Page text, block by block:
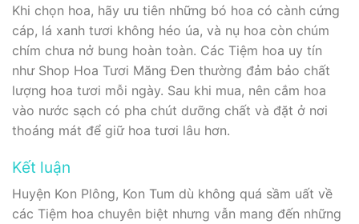
Khi chọn hoa, hãy ưu tiên những bó hoa có cành cứng
cáp, lá xanh tươi không héo úa, và nụ hoa còn chúm
chím chưa nở bung hoàn toàn. Các Tiệm hoa uy tín
như Shop Hoa Tươi Măng Đen thường đảm bảo chất
lượng hoa tươi mỗi ngày. Sau khi mua, nên cắm hoa
vào nước sạch có pha chút dưỡng chất và đặt ở nơi
thoáng mát để giữ hoa tươi lâu hơn.
Kết luận
Huyện Kon Plông, Kon Tum dù không quá sầm uất về
các Tiệm hoa chuyên biệt nhưng vẫn mang đến những